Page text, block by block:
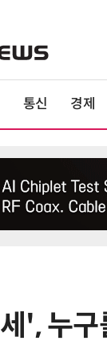
통신 경제
', 누구